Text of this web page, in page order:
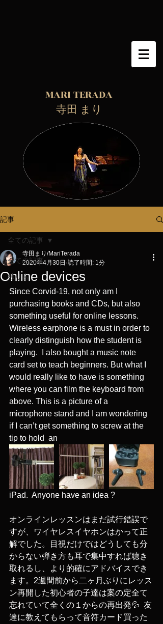
MARI TERADA
​ 寺田 まり
記事
全ての記事
独り言
全ての記事
Online devices
寺田まり/MariTerada
2020年4月30日 読了時間: 1分
Since Corvid-19, not only am I
purchasing books and CDs, but also
something useful for online lessons.
Wireless earphone is a must in order to
clearly distinguish how the student is
playing.  I also bought a music note
card set to teach beginners. But what I
would really like to have is something
where you can film the keyboard from
above. This is a picture of a
microphone stand and I am wondering
if I can’t get something to screw at the
tip to hold  an
iPad.  Anyone have an idea ?
オンラインレッスンはまだ試行錯誤で
すが、ワイヤレスイヤホンはかって正
解でした。目視だけではどうしても分
からない弾き方も耳で集中すれば聴き
取れるし、より的確にアドバイスでき
ます。2週間前から二ヶ月ぶりにレッス
ン再開した初心者の子達は案の定全て
忘れていて全くの１からの再出発💦  友
達に教えてもらって音符カード買った